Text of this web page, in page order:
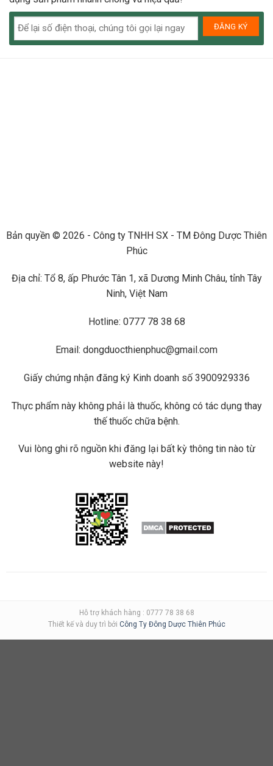
Bản quyền © 2026 - Công ty TNHH SX - TM Đông Dược Thiên
Phúc
Địa chỉ: Tổ 8, ấp Phước Tân 1, xã Dương Minh Châu, tỉnh Tây
Ninh, Việt Nam
Hotline: 0777 78 38 68
Email: dongduocthienphuc@gmail.com
Giấy chứng nhận đăng ký Kinh doanh số 3900929336
Thực phẩm này không phải là thuốc, không có tác dụng thay
thế thuốc chữa bệnh.
Vui lòng ghi rõ nguồn khi đăng lại bất kỳ thông tin nào từ
website này!
Hỗ trợ khách hàng : 0777 78 38 68
Thiết kế và duy trì bởi Công Ty Đông Dược Thiên Phúc